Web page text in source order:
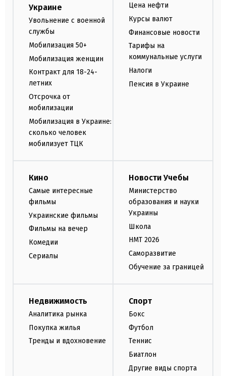
Украине
Увольнение с военной
службы
Мобилизация 50+
Мобилизация женщин
Контракт для 18-24-
летних
Отсрочка от
мобилизации
Мобилизация в Украине:
сколько человек
мобилизует ТЦК
Цена нефти
Курсы валют
Финансовые новости
Тарифы на
коммунальные услуги
Налоги
Пенсия в Украине
Кино
Самые интересные
фильмы
Украинские фильмы
Фильмы на вечер
Комедии
Сериалы
Новости Учебы
Министерство
образования и науки
Украины
Школа
НМТ 2026
Саморазвитие
Обучение за границей
Недвижимость
Аналитика рынка
Покупка жилья
Тренды и вдохновение
Спорт
Бокс
Футбол
Теннис
Биатлон
Другие виды спорта